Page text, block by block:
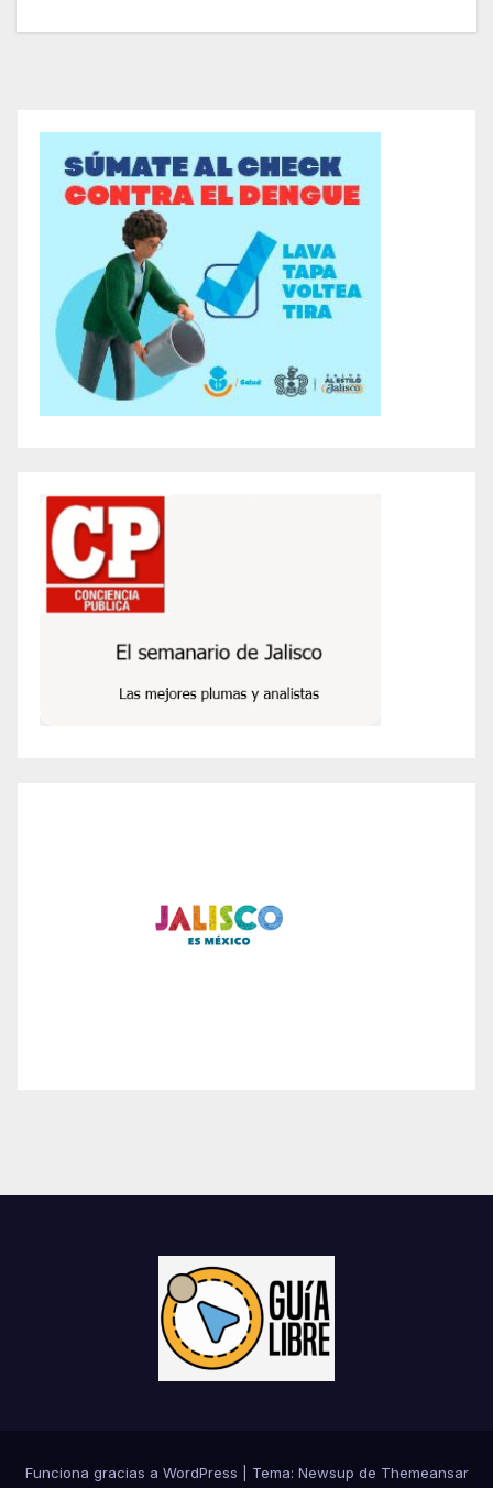
Funciona gracias a WordPress Tema: Newsup de Themeansar